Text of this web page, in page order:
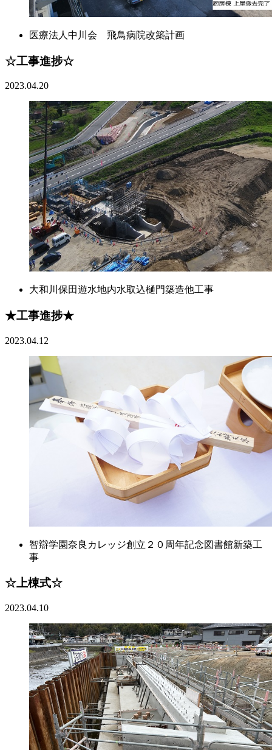
医療法人中川会 飛鳥病院改築計画
☆工事進捗☆
2023.04.20
大和川保田遊水地内水取込樋門築造他工事
★工事進捗★
2023.04.12
智辯学園奈良カレッジ創立２０周年記念図書館新築工
事
☆上棟式☆
2023.04.10